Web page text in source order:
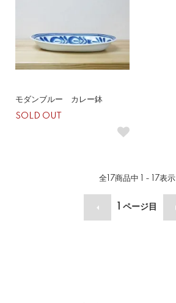
モダンブルー カレー鉢
SOLD OUT
全17商品中 1 - 17表示
ページ目